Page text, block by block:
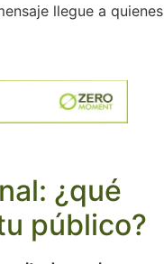
llegue a quienes
¿qué
público?